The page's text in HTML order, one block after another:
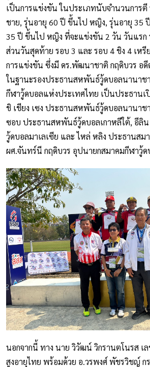
เป็นการแข่งขัน ในประเภทนับจำนวนการ
ชาย, รุ่นอายุ 60 ปี ขึ้นไป หญิง, รุ่นอายุ 35
35 ปี ขึ้นไป หญิง ที่จะแข่งขัน 2 วัน วันแรก
ส่วนวันสุดท้าย รอบ 3 และ รอบ 4 ชิง 4 เห
การแข่งขัน ซึ่งมี ดร.พัฒนาชาติ กฤดิบวร อ
ในฐานะรองประธานสหพันธ์วู้ดบอลนานาช
กีฬาวู้ดบอลแห่งประเทศไทย เป็นประธานเ
ชิ เชียง เซง ประธานสหพันธ์วู้ดบอลนานา
ซอบ ประธานสหพันธ์วู้ดบอลเกาหลีใต้, อีลิ
วู้ดบอลมาเลเซีย และ ไหล่ หลิง ประธานสม
ผศ.จันทร์นี กฤดิบวร อุปนายกสมาคมกีฬาวู้ด
นอกจากนี้ ทาง นาย วิวัฒน์ วิกรานตโนรส เ
สูงอายุไทย พร้อมด้วย อ.วรพงศ์ พัชรวิชญ์ ก